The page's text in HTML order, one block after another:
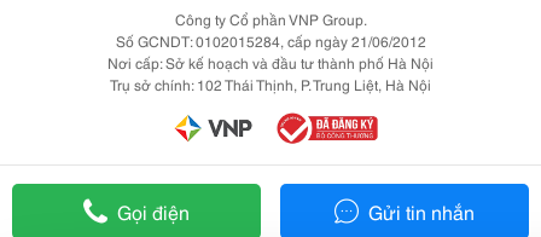
Gọi điện Gửi tin nhắn
Công ty Cổ phần VNP Group.
Số GCNDT: 0102015284, cấp ngày 21/06/2012
Nơi cấp: Sở kế hoạch và đầu tư thành phố Hà Nội
Trụ sở chính: 102 Thái Thịnh, P. Trung Liệt, Hà Nội